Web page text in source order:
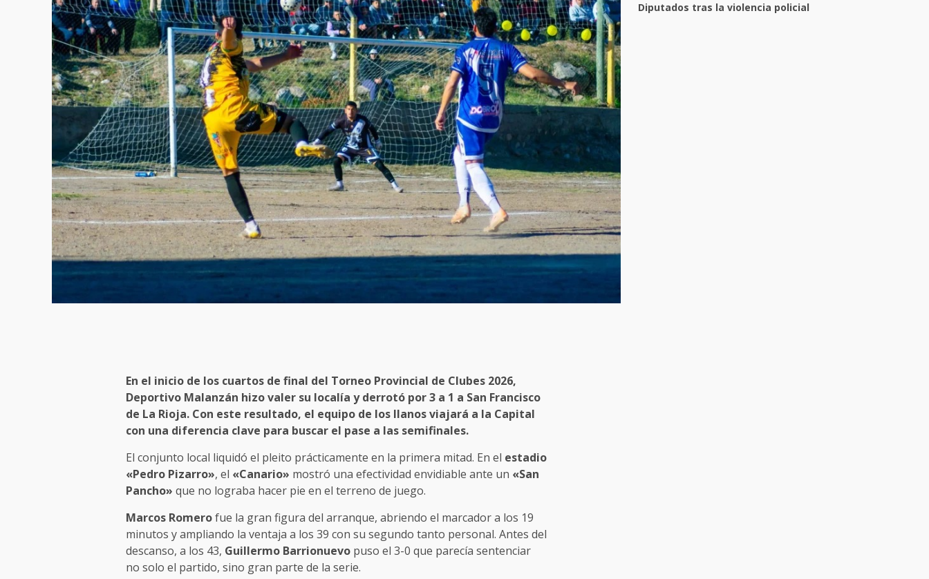
En el inicio de los cuartos de final del Torneo Provincial de Clubes 2026,
Deportivo Malanzán hizo valer su localía y derrotó por 3 a 1 a San Francisco
de La Rioja. Con este resultado, el equipo de los llanos viajará a la Capital
con una diferencia clave para buscar el pase a las semifinales.
El conjunto local liquidó el pleito prácticamente en la primera mitad. En el estadio
«Pedro Pizarro», el «Canario» mostró una efectividad envidiable ante un «San
Pancho» que no lograba hacer pie en el terreno de juego.
Marcos Romerofue la gran figura del arranque, abriendo el marcador a los 19
minutos y ampliando la ventaja a los 39 con su segundo tanto personal. Antes del
descanso, a los 43, Guillermo Barrionuevopuso el 3-0 que parecía sentenciar
no solo el partido, sino gran parte de la serie.
Diputados tras la violencia policial